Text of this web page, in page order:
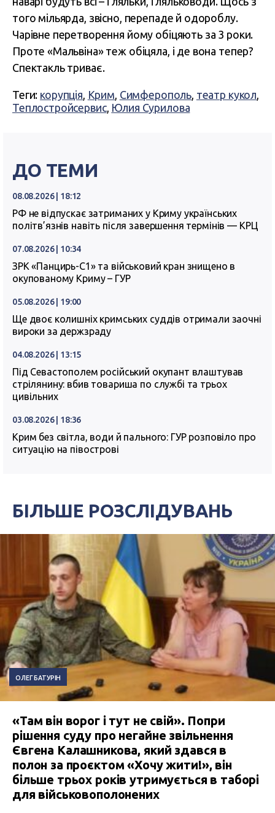
того мільярда, звісно, перепаде й одороблу.
Чарівне перетворення йому обіцяють за 3 роки.
Проте «Мальвіна» теж обіцяла, і де вона тепер?
Спектакль триває.
Теги: корупція Крим Симферополь театр кукол
Теплостройсервис, Юлия Сурилова
ДО ТЕМИ
08.08.2026 | 18:12
РФ не відпускає затриманих у Криму українських
політв’язнів навіть після завершення термінів — КРЦ
07.08.2026 | 10:34
ЗРК «Панцирь-С1» та військовий кран знищено в
окупованому Криму – ГУР
05.08.2026 | 19:00
Ще двоє колишніх кримських суддів отримали заочні
вироки за держзраду
04.08.2026 | 13:15
Під Севастополем російський окупант влаштував
стрілянину: вбив товариша по службі та трьох
цивільних
03.08.2026 | 18:36
Крим без світла, води й пального: ГУР розповіло про
ситуацію на півострові
БІЛЬШЕ РОЗСЛІДУВАНЬ
ОЛЕГ БАТУРІН
«Там він ворог і тут не свій». Попри
рішення суду про негайне звільнення
Євгена Калашникова, який здався в
полон за проєктом «Хочу жити!», він
більше трьох років утримується в таборі
для військовополонених